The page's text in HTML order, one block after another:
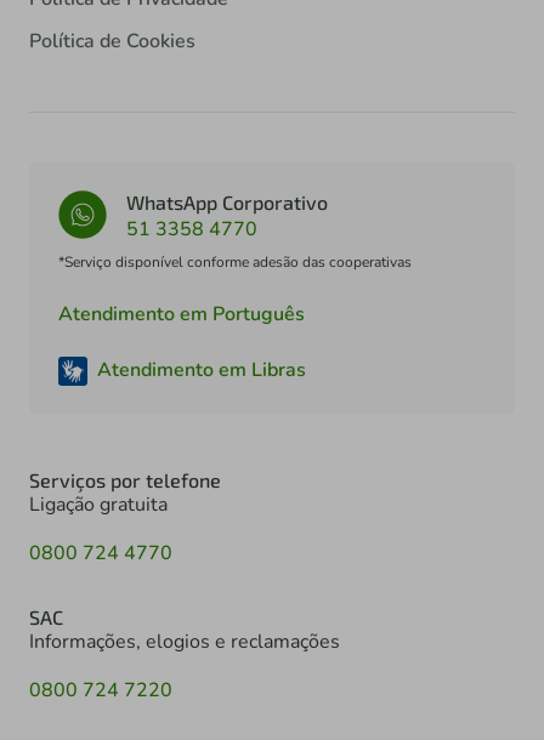
Política de Cookies
WhatsApp Corporativo
51 3358 4770
*Serviço disponível conforme adesão das cooperativas
Atendimento em Português
Atendimento em Libras
Serviços por telefone
Ligação gratuita
0800 724 4770
SAC
Informações, elogios e reclamações
0800 724 7220